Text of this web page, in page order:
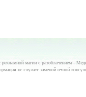
магии с разоблачением -
не служит заменой очной